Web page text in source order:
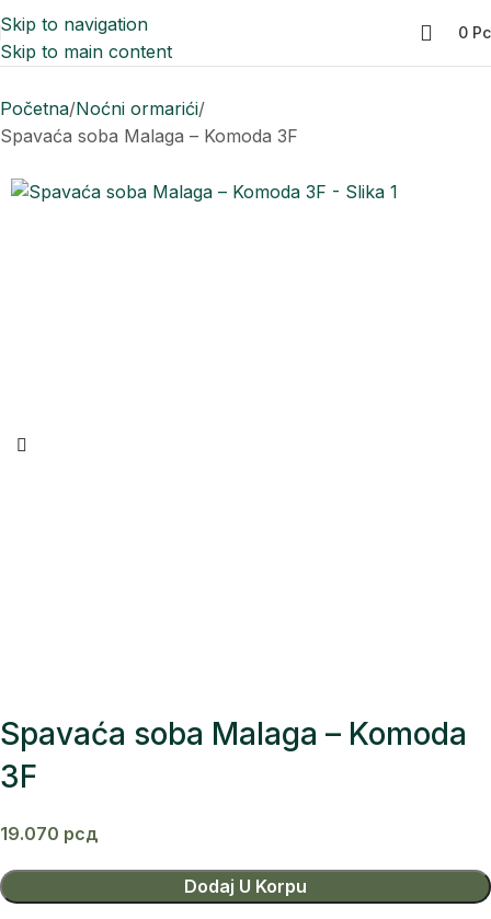
Skip to navigation
Skip to main content
0
Početna Noćni ormarići
Spavaća soba Malaga – Komoda 3F
Spavaća soba Malaga – Komoda
3F
19.070 рсд
Dodaj U Korpu